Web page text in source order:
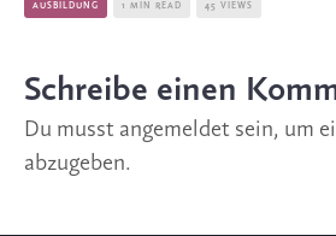
AUSBILDUNG 1 MIN READ 45 VIEWS
Schreibe einen
Du musst angemeldet sein, um
abzugeben.